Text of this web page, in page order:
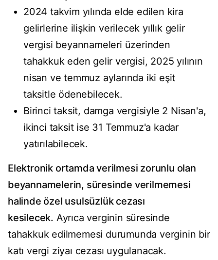
2024 takvim yılında elde edilen kira
gelirlerine ilişkin verilecek yıllık gelir
vergisi beyannameleri üzerinden
tahakkuk eden gelir vergisi, 2025 yılının
nisan ve temmuz aylarında iki eşit
taksitle ödenebilecek.
Birinci taksit, damga vergisiyle 2 Nisan'a,
ikinci taksit ise 31 Temmuz'a kadar
yatırılabilecek.
Elektronik ortamda verilmesi zorunlu olan
beyannamelerin, süresinde verilmemesi
halinde özel usulsüzlük cezası
kesilecek. Ayrıca verginin süresinde
tahakkuk edilmemesi durumunda verginin bir
katı vergi ziyaı cezası uygulanacak.